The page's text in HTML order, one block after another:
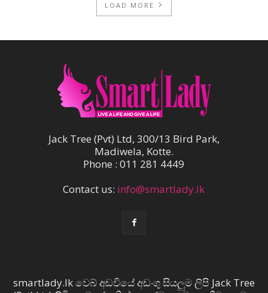
LOAD MORE
Jack Tree (Pvt) Ltd, 300/13 Bird Park,
Madiwela, Kotte.
Phone : 011 281 4449
Contact us: info@smartlady.lk
smartlady.lk වෙබ් අඩවියේ අඩංගු සියලුම ලිපි Jack Tree